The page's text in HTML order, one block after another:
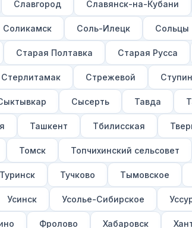
Славгород Славянск-на-Кубани
Соликамск Соль-Илецк Сольцы
Старая Полтавка Старая Русса
Стерлитамак Стрежевой
Сысерть Тавда
Ташкент Тбилисская
Томск Топчихинский сельсовет
Туринск Тучково Тымовское
Усинск Усолье-Сибирское
Фролово Хабаровск